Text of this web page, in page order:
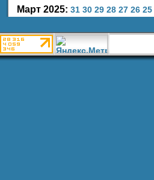
Март 2025: 31 30 29 28 27 26 25